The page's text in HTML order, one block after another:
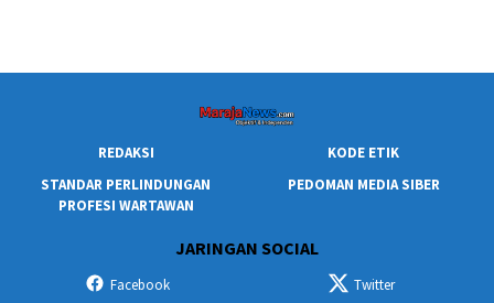
REDAKSI
KODE ETIK
STANDAR PERLINDUNGAN
PROFESI WARTAWAN
PEDOMAN MEDIA SIBER
JARINGAN SOCIAL
Facebook Twitter